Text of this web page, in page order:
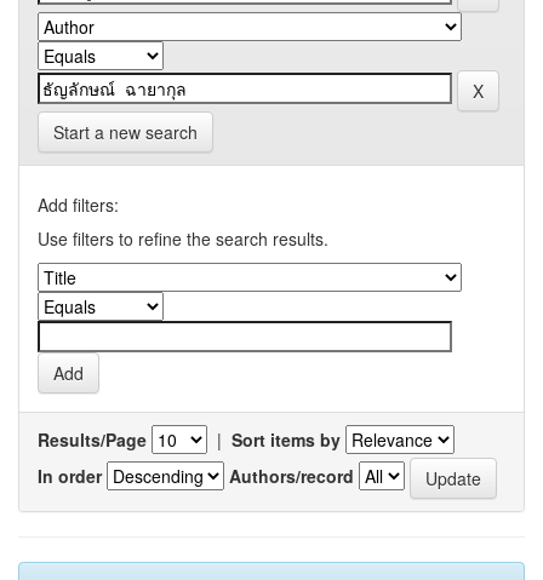
Start a new search
Add filters:
Use filters to refine the search results.
Results/Page | Sort items by
In order
Authors/record